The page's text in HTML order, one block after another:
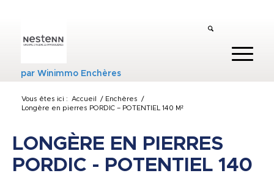
parWinimmo Enchères
Vous êtes ici : Accueil / Enchères
/
Longère en pierres PORDIC – POTENTIEL 140 M²
LONGÈRE EN PIERRES
PORDIC - POTENTIEL 140